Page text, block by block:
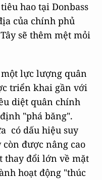
hao tại Donbass
của chính phủ
sẽ thêm mệt mỏi
lực lượng quân
triển khai gần với
diệt quân chính
"phá băng".
có dấu hiệu suy
được nâng cao
thay đổi lớn về mặt
hoạt động "thúc